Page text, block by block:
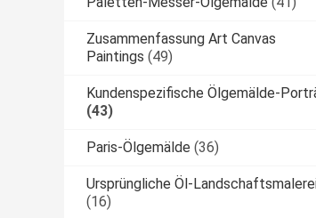
Zusammenfassung Art Canvas
Paintings (49)
Kundenspezifische Ölgemälde-
(43)
Paris-Ölgemälde (36)
Ursprüngliche Öl-
(16)